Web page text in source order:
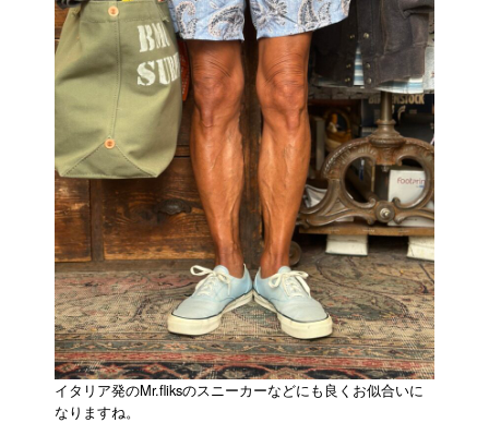
イタリア発のMr.fliksのスニーカーなどにも良くお似合いに
なりますね。